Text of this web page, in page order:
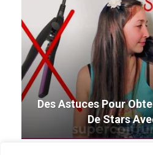
Des Astuces Pour
De Stars